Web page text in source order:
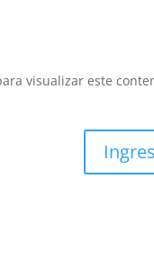
visualizar este